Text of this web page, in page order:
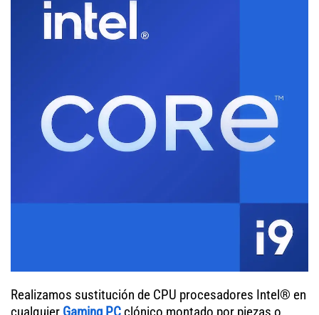
Realizamos sustitución de CPU procesadores Intel® en